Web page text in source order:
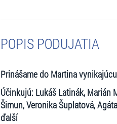
POPIS PODUJATIA
Prinášame do Martina
Účinkujú: Lukáš Latinák, Marián
Šimun, Veronika Šuplatová,
ďalší